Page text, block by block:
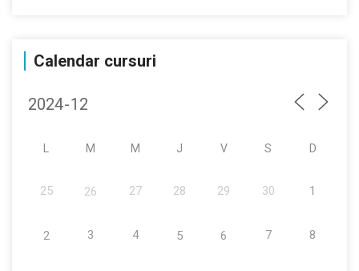
Calendar cursuri
M M J V S D
25 26 27 28 29 30 1
2 3 4 5 6 7 8